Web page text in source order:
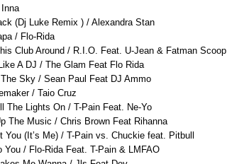
(Dj Luke Remix ) / Alexandra Stan
/ Flo-Rida
Club Around / R.I.O. Feat. U-Jean & Fatman Scoop
A DJ / The Glam Feat Flo Rida
Sky / Sean Paul Feat DJ Ammo
/ Taio Cruz
The Lights On / T-Pain Feat. Ne-Yo
The Music / Chris Brown Feat Rihanna
You (It’s Me) / T-Pain vs. Chuckie feat. Pitbull
You / Flo-Rida Feat. T-Pain & LMFAO